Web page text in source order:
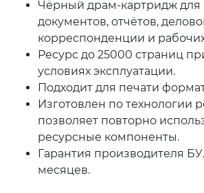
Чёрный драм-картридж для
документов, отчётов,
корреспонденции и
Ресурс до 25000 страниц
условиях эксплуатации.
Подходит для печати
Изготовлен по технологии
позволяет повторно
ресурсные компоненты.
Гарантия производителя
месяцев.